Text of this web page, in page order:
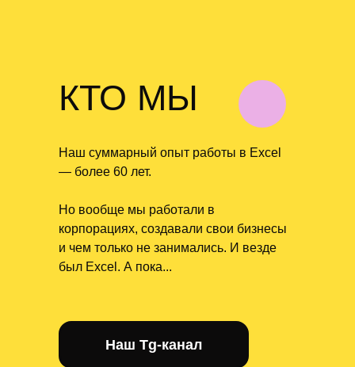
КТО МЫ
Наш суммарный опыт работы в Excel
— более 60 лет.
Но вообще мы работали в
корпорациях, создавали свои бизнесы
и чем только не занимались. И везде
был Excel. А пока...
Наш Tg-канал